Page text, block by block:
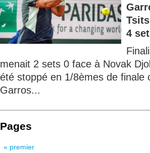
4
menait 2 sets 0 face à Novak
été stoppé en 1/8èmes de finale
Garros...
Pages
« premier